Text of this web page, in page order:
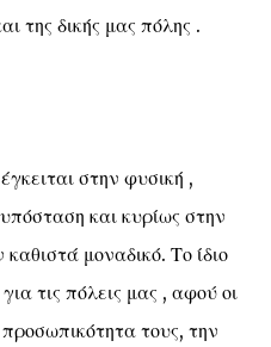
της δικής μας πόλης .
στην φυσική ,
και κυρίως στην
μοναδικό. Το ίδιο
τις πόλεις μας , αφού οι
τους, την